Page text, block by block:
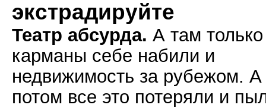
экстрадируйте
Театр абсурда. А там только
карманы себе набили и
недвижимость за рубежом. А
потом все это потеряли и